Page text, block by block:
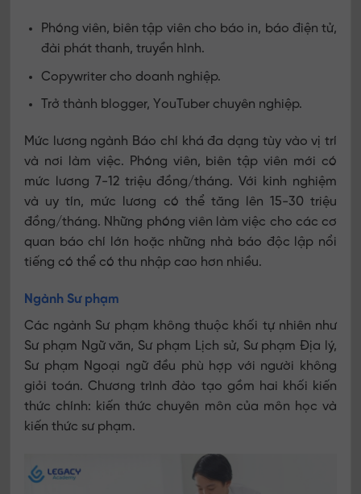
Phóng viên, biên tập viên cho báo in, báo điện tử,
đài phát thanh, truyền hình.
Copywriter cho doanh nghiệp.
Trở thành blogger, YouTuber chuyên nghiệp.
Mức lương ngành Báo chí khá đa dạng tùy vào vị trí
và nơi làm việc. Phóng viên, biên tập viên mới có
mức lương 7-12 triệu đồng/tháng. Với kinh nghiệm
và uy tín, mức lương có thể tăng lên 15-30 triệu
đồng/tháng. Những phóng viên làm việc cho các cơ
quan báo chí lớn hoặc những nhà báo độc lập nổi
tiếng có thể có thu nhập cao hơn nhiều.
Ngành Sư phạm
Các ngành Sư phạm không thuộc khối tự nhiên như
Sư phạm Ngữ văn, Sư phạm Lịch sử, Sư phạm Địa lý,
Sư phạm Ngoại ngữ đều phù hợp với người không
giỏi toán. Chương trình đào tạo gồm hai khối kiến
thức chính: kiến thức chuyên môn của môn học và
kiến thức sư phạm.